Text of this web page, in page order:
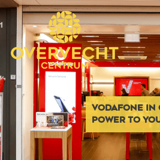
VODAFONE IN
POWER TO